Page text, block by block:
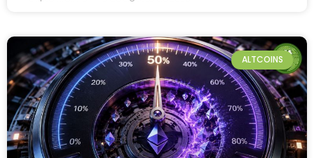
ALTCOINS